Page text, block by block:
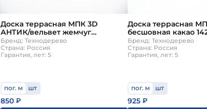
Доска террасная МПК 3D
АНТИК/вельвет жемчуг
140х25х4000мм Технодерево
Бренд: Технодерево
Страна: Россия
Гарантия, лет: 5
пог. м шт
850 ₽
Доска террасная
бесшовная какао
Технодерево
Бренд: Технодерево
Страна: Россия
Гарантия, лет: 5
пог. м шт
925 ₽